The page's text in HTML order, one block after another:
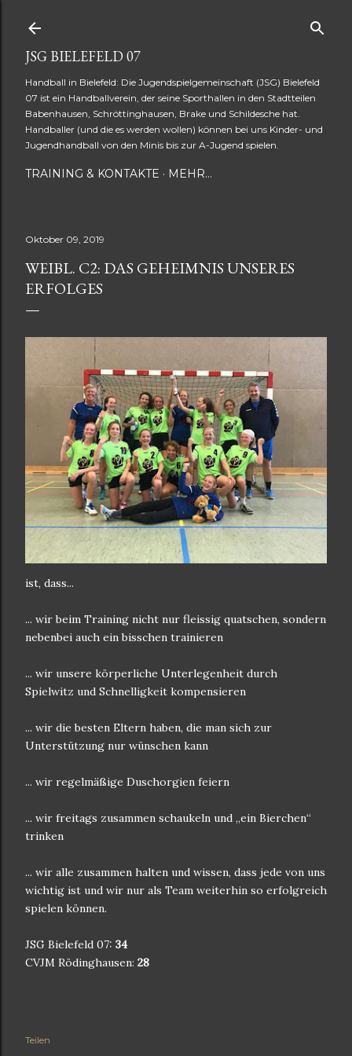
JSG BIELEFELD 07
Handball in Bielefeld: Die Jugendspielgemeinschaft (JSG) Bielefeld
07 ist ein Handballverein, der seine Sporthallen in den Stadtteilen
Babenhausen, Schröttinghausen, Brake und Schildesche hat.
Handballer (und die es werden wollen) können bei uns Kinder- und
Jugendhandball von den Minis bis zur A-Jugend spielen.
TRAINING & KONTAKTE MEHR…
Oktober 09, 2019
WEIBL. C2: DAS GEHEIMNIS UNSERES
ERFOLGES
ist, dass...
... wir beim Training nicht nur fleissig quatschen, sondern
nebenbei auch ein bisschen trainieren
... wir unsere körperliche Unterlegenheit durch
Spielwitz und Schnelligkeit kompensieren
... wir die besten Eltern haben, die man sich zur
Unterstützung nur wünschen kann
... wir regelmäßige Duschorgien feiern
... wir freitags zusammen schaukeln und „ein Bierchen“
trinken
... wir alle zusammen halten und wissen, dass jede von uns
wichtig ist und wir nur als Team weiterhin so erfolgreich
spielen können.
JSG Bielefeld 07: 34
CVJM Rödinghausen: 28
Teilen